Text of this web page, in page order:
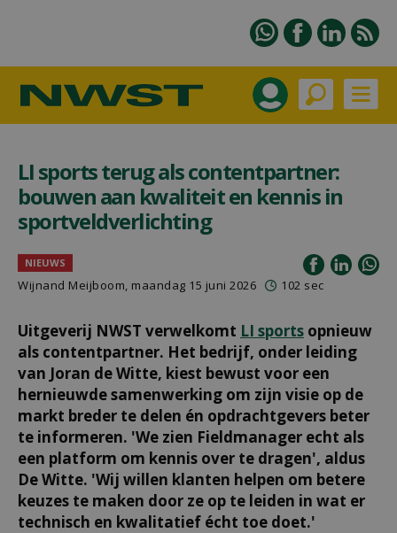
LI sports terug als contentpartner:
bouwen aan kwaliteit en kennis in
sportveldverlichting
NIEUWS
Wijnand Meijboom, maandag 15 juni 2026 102 sec
Uitgeverij NWST verwelkomt LI sports opnieuw
als contentpartner. Het bedrijf, onder leiding
van Joran de Witte, kiest bewust voor een
hernieuwde samenwerking om zijn visie op de
markt breder te delen én opdrachtgevers beter
te informeren. 'We zien Fieldmanager echt als
een platform om kennis over te dragen', aldus
De Witte. 'Wij willen klanten helpen om betere
keuzes te maken door ze op te leiden in wat er
technisch en kwalitatief écht toe doet.'